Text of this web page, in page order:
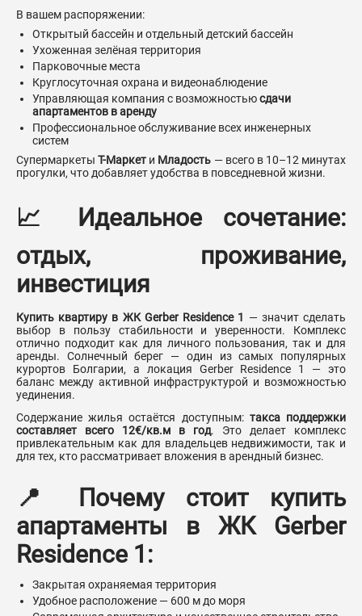
В вашем распоряжении:
Открытый бассейн и отдельный детский бассейн
Ухоженная зелёная территория
Парковочные места
Круглосуточная охрана и видеонаблюдение
Управляющая компания с возможностьюсдачи
апартаментов в аренду
Профессиональное обслуживание всех инженерных
систем
СупермаркетыТ-Маркет и Младость — всего в 10–12 минутах
прогулки, что добавляет удобства в повседневной жизни.
📈 Идеальное сочетание:
отдых, проживание,
инвестиция
Купить квартиру в ЖК Gerber Residence 1 — значит сделать
выбор в пользу стабильности и уверенности. Комплекс
отлично подходит как для личного пользования, так и для
аренды. Солнечный берег — один из самых популярных
курортов Болгарии, а локация Gerber Residence 1 — это
баланс между активной инфраструктурой и возможностью
уединения.
Содержание жилья остаётся доступным: такса поддержки
составляет всего 12€/кв.м в год. Это делает комплекс
привлекательным как для владельцев недвижимости, так и
для тех, кто рассматривает вложения в арендный бизнес.
📍 Почему стоит купить
апартаменты в ЖК Gerber
Residence 1:
Закрытая охраняемая территория
Удобное расположение — 600 м до моря